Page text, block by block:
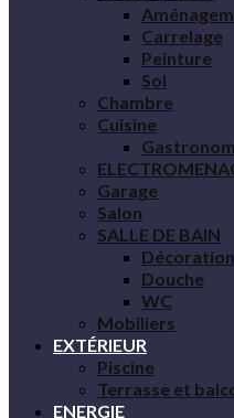
Carrelage
Peinture
Sol
Chambre
Cuisine
Garage
Salon
SALLE DE BAIN
Décoration
Douche
WC
Mobiliers
EXTÉRIEUR
Piscine
Terrasse et
ENERGIE